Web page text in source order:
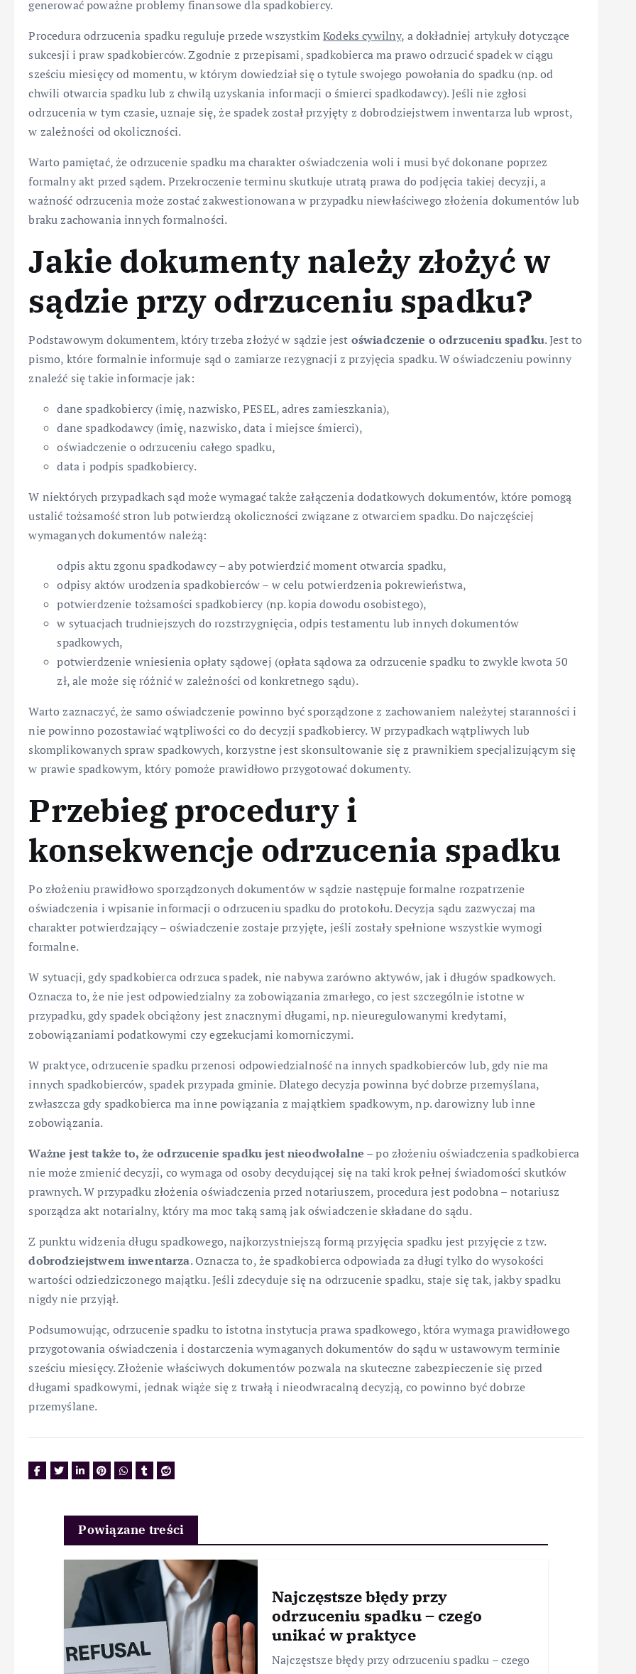
generować poważne problemy finansowe dla spadkobiercy.
Procedura odrzucenia spadku reguluje przede wszystkimKodeks cywilny, a dokładniej artykuły dotyczące
sukcesji i praw spadkobierców. Zgodnie z przepisami, spadkobierca ma prawo odrzucić spadek w ciągu
sześciu miesięcy od momentu, w którym dowiedział się o tytule swojego powołania do spadku (np. od
chwili otwarcia spadku lub z chwilą uzyskania informacji o śmierci spadkodawcy). Jeśli nie zgłosi
odrzucenia w tym czasie, uznaje się, że spadek został przyjęty z dobrodziejstwem inwentarza lub wprost,
w zależności od okoliczności.
Warto pamiętać, że odrzucenie spadku ma charakter oświadczenia woli i musi być dokonane poprzez
formalny akt przed sądem. Przekroczenie terminu skutkuje utratą prawa do podjęcia takiej decyzji, a
ważność odrzucenia może zostać zakwestionowana w przypadku niewłaściwego złożenia dokumentów lub
braku zachowania innych formalności.
Jakie dokumenty należy złożyć w
sądzie przy odrzuceniu spadku?
Podstawowym dokumentem, który trzeba złożyć w sądzie jest oświadczenie o odrzuceniu spadku. Jest to
pismo, które formalnie informuje sąd o zamiarze rezygnacji z przyjęcia spadku. W oświadczeniu powinny
znaleźć się takie informacje jak:
dane spadkobiercy (imię, nazwisko, PESEL, adres zamieszkania),
dane spadkodawcy (imię, nazwisko, data i miejsce śmierci),
oświadczenie o odrzuceniu całego spadku,
data i podpis spadkobiercy.
W niektórych przypadkach sąd może wymagać także załączenia dodatkowych dokumentów, które pomogą
ustalić tożsamość stron lub potwierdzą okoliczności związane z otwarciem spadku. Do najczęściej
wymaganych dokumentów należą:
odpis aktu zgonu spadkodawcy – aby potwierdzić moment otwarcia spadku,
odpisy aktów urodzenia spadkobierców – w celu potwierdzenia pokrewieństwa,
potwierdzenie tożsamości spadkobiercy (np. kopia dowodu osobistego),
w sytuacjach trudniejszych do rozstrzygnięcia, odpis testamentu lub innych dokumentów
spadkowych,
potwierdzenie wniesienia opłaty sądowej (opłata sądowa za odrzucenie spadku to zwykle kwota 50
zł, ale może się różnić w zależności od konkretnego sądu).
Warto zaznaczyć, że samo oświadczenie powinno być sporządzone z zachowaniem należytej staranności i
nie powinno pozostawiać wątpliwości co do decyzji spadkobiercy. W przypadkach wątpliwych lub
skomplikowanych spraw spadkowych, korzystne jest skonsultowanie się z prawnikiem specjalizującym się
w prawie spadkowym, który pomoże prawidłowo przygotować dokumenty.
Przebieg procedury i
konsekwencje odrzucenia spadku
Po złożeniu prawidłowo sporządzonych dokumentów w sądzie następuje formalne rozpatrzenie
oświadczenia i wpisanie informacji o odrzuceniu spadku do protokołu. Decyzja sądu zazwyczaj ma
charakter potwierdzający – oświadczenie zostaje przyjęte, jeśli zostały spełnione wszystkie wymogi
formalne.
W sytuacji, gdy spadkobierca odrzuca spadek, nie nabywa zarówno aktywów, jak i długów spadkowych.
Oznacza to, że nie jest odpowiedzialny za zobowiązania zmarłego, co jest szczególnie istotne w
przypadku, gdy spadek obciążony jest znacznymi długami, np. nieuregulowanymi kredytami,
zobowiązaniami podatkowymi czy egzekucjami komorniczymi.
W praktyce, odrzucenie spadku przenosi odpowiedzialność na innych spadkobierców lub, gdy nie ma
innych spadkobierców, spadek przypada gminie. Dlatego decyzja powinna być dobrze przemyślana,
zwłaszcza gdy spadkobierca ma inne powiązania z majątkiem spadkowym, np. darowizny lub inne
zobowiązania.
Ważne jest także to, że odrzucenie spadku jest nieodwołalne – po złożeniu oświadczenia spadkobierca
nie może zmienić decyzji, co wymaga od osoby decydującej się na taki krok pełnej świadomości skutków
prawnych. W przypadku złożenia oświadczenia przed notariuszem, procedura jest podobna – notariusz
sporządza akt notarialny, który ma moc taką samą jak oświadczenie składane do sądu.
Z punktu widzenia długu spadkowego, najkorzystniejszą formą przyjęcia spadku jest przyjęcie z tzw.
dobro­dziej­stwem inwentarza. Oznacza to, że spadkobierca odpowiada za długi tylko do wysokości
wartości odziedziczonego majątku. Jeśli zdecyduje się na odrzucenie spadku, staje się tak, jakby spadku
nigdy nie przyjął.
Podsumowując, odrzucenie spadku to istotna instytucja prawa spadkowego, która wymaga prawidłowego
przygotowania oświadczenia i dostarczenia wymaganych dokumentów do sądu w ustawowym terminie
sześciu miesięcy. Złożenie właściwych dokumentów pozwala na skuteczne zabezpieczenie się przed
długami spadkowymi, jednak wiąże się z trwałą i nieodwracalną decyzją, co powinno być dobrze
przemyślane.
Powiązane treści
Najczęstsze błędy przy
odrzuceniu spadku – czego
unikać w praktyce
Najczęstsze błędy przy odrzuceniu spadku – czego